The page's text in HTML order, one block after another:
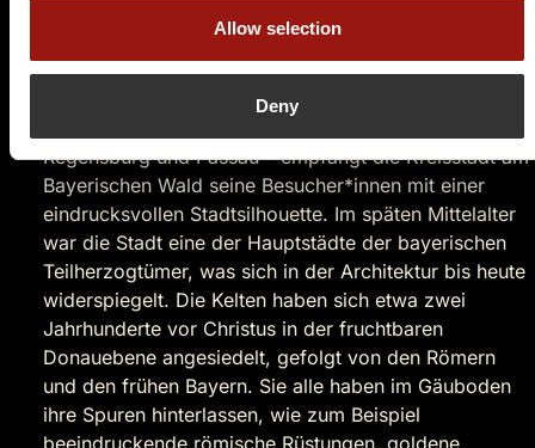
Allow selection
Deny
Willkommen in der
Herzogstadt an der Donau
Regensburg und Passau – empfängt die Kreisstadt am
Bayerischen Wald seine Besucher*innen mit einer
eindrucksvollen Stadtsilhouette. Im späten Mittelalter
war die Stadt eine der Hauptstädte der bayerischen
Teilherzogtümer, was sich in der Architektur bis heute
widerspiegelt. Die Kelten haben sich etwa zwei
Jahrhunderte vor Christus in der fruchtbaren
Donauebene angesiedelt, gefolgt von den Römern
und den frühen Bayern. Sie alle haben im Gäuboden
ihre Spuren hinterlassen, wie zum Beispiel